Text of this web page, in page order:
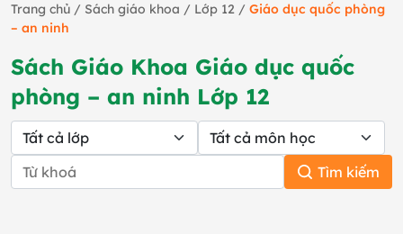
Trang chủ / Sách giáo khoa / Lớp 12 / Giáo dục quốc phòng
– an ninh
Sách Giáo Khoa Giáo dục quốc
phòng – an ninh Lớp 12
Tìm kiếm